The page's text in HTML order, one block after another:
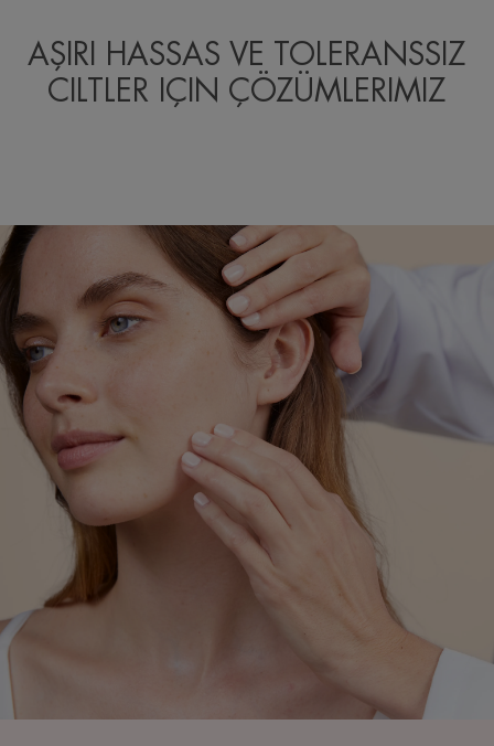
AŞIRI HASSAS VE TOLERANSSIZ
CILTLER IÇIN ÇÖZÜMLERIMIZ